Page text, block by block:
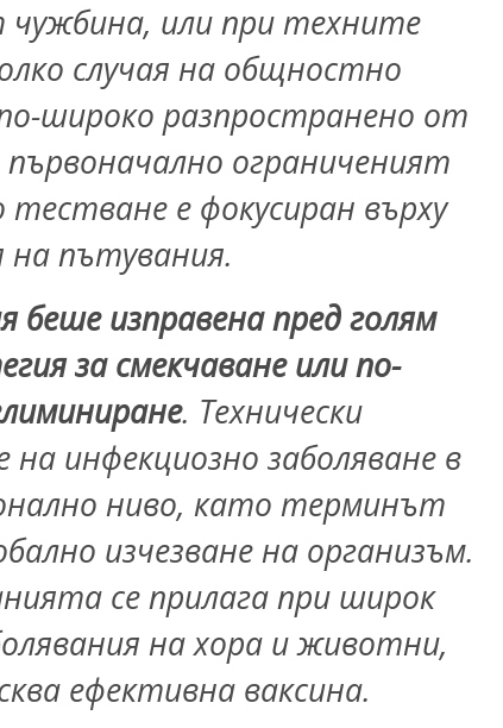
чужбина, или при техните
случая на общностно
широко разпространено от
ограниченият
е фокусиран върху
на пътувания.
беше изправена пред голям
за смекчаване или по-
. Технически
инфекциозно заболяване в
ниво, като терминът
изчезване на организъм.
се прилага при широк
на хора и животни,
ефективна ваксина.